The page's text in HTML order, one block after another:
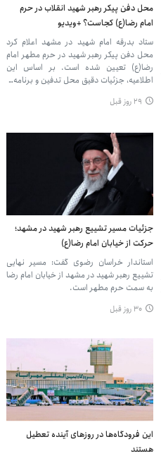
محل دفن پیکر رهبر شهید انقلاب در حرم
امام رضا(ع) کجاست؟ +ویدیو
ستاد بدرقه امام شهید در مشهد اعلام کرد
محل دفن پیکر رهبر شهید در حرم مطهر امام
رضا(ع) تعیین شده است. بر اساس این
اطلاعیه، جزئیات دقیق محل تدفین و برنامه…
۲۹ روز قبل
جزئیات مسیر تشییع رهبر شهید در مشهد؛
حرکت از خیابان امام رضا(ع)
استاندار خراسان رضوی گفت: مسیر نهایی
تشییع رهبر شهید در مشهد از خیابان امام رضا
به سمت حرم مطهر است.
۳۰ روز قبل
این فرودگاه‌ها در روزهای آینده تعطیل
هستند